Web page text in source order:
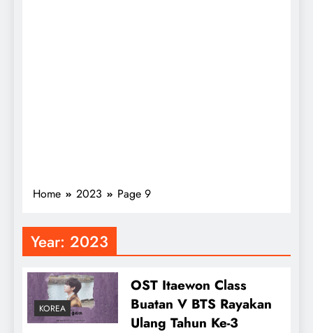
Home 2023 Page 9
Year: 2023
KOREA
OST Itaewon Class
Buatan V BTS Rayakan
Ulang Tahun Ke-3